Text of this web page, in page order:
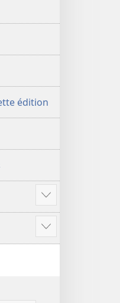
édition
Voir
plus
de
contenu
Voir
plus